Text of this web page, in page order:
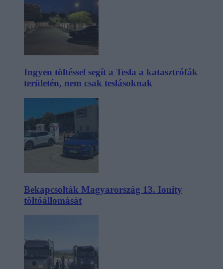
Ingyen töltéssel segít a Tesla a katasztrófák
területén, nem csak teslásoknak
Bekapcsolták Magyarország 13. Ionity
töltőállomását